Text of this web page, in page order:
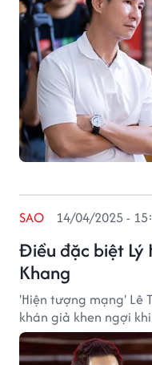
Điều đặc biệt Lý
Khang
SAO 14/04/2025 -
'Hiện tượng mạng' Lê
khán giả khen ngợi